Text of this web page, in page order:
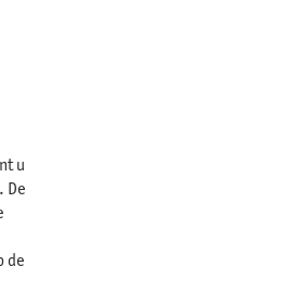
u
De
de